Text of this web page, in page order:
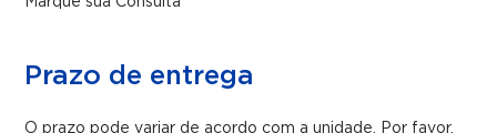
Prazo de entrega
O prazo pode variar de acordo com a unidade. Por favor,